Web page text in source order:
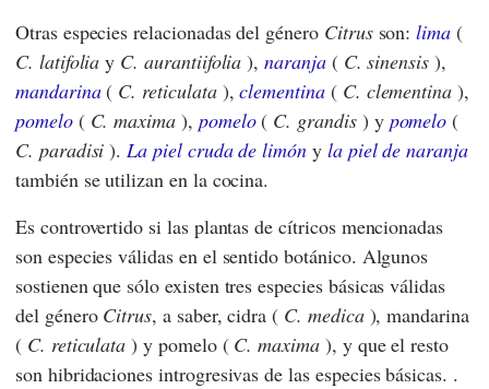
Otras especies relacionadas del género Citrusson:lima (
C. latifolia y C. aurantiifolia ),naranja( C. sinensis ),
mandarina( C. reticulata),clementina( C. clementina ),
pomelo( C. maxima ), pomelo( C. grandis) y pomelo (
C. paradisi ).La piel cruda de limón y la piel de naranja
también se utilizan en la cocina.
Es controvertido si las plantas de cítricos mencionadas
son especies válidas en el sentido botánico. Algunos
sostienen que sólo existen tres especies básicas válidas
del género Citrus, a saber, cidra ( C. medica), mandarina
( C. reticulata ) y pomelo ( C. maxima), y que el resto
son hibridaciones introgresivas de las especies básicas. .